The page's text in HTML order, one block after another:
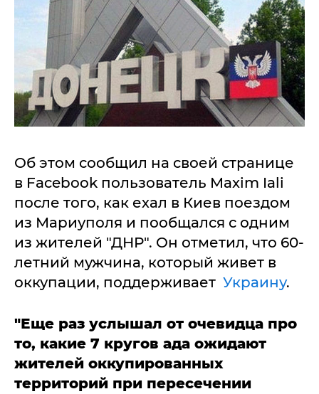
Об этом сообщил на своей странице
в Facebook пользователь Maxim Iali
после того, как ехал в Киев поездом
из Мариуполя и пообщался с одним
из жителей "ДНР". Он отметил, что 60-
летний мужчина, который живет в
оккупации, поддерживает Украину.
"Еще раз услышал от очевидца про
то, какие 7 кругов ада ожидают
жителей оккупированных
территорий при пересечении